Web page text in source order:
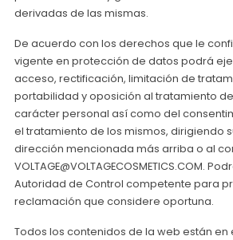
derivadas de las mismas.
De acuerdo con los derechos que le
vigente en protección de datos podrá
acceso, rectificación, limitación de
portabilidad y oposición al tratamiento
carácter personal así como del
el tratamiento de los mismos, dirigiendo
dirección mencionada más arriba o al
VOLTAGE@VOLTAGECOSMETICS.COM.
Autoridad de Control competente para
reclamación que considere oportuna.
Todos los contenidos de la web están en